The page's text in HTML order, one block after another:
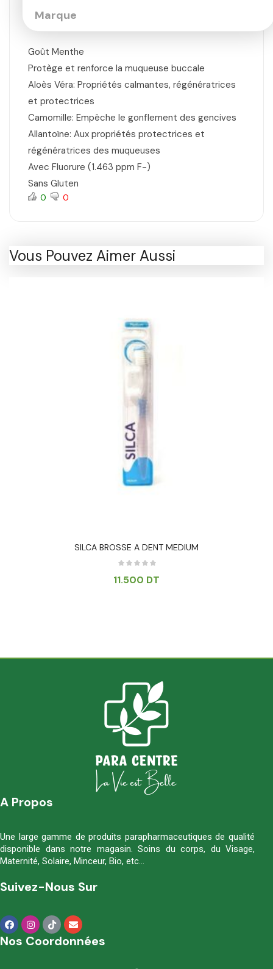
Marque
Goût Menthe
Protège et renforce la muqueuse buccale
Aloès Véra: Propriétés calmantes, régénératrices
et protectrices
Camomille: Empêche le gonflement des gencives
Allantoïne: Aux propriétés protectrices et
régénératrices des muqueuses
Avec Fluorure (1.463 ppm F-)
Sans Gluten
0 0
Vous Pouvez Aimer Aussi
SILCA BROSSE A DENT MEDIUM
11.500 DT
A Propos
Une large gamme de produits parapharmaceutiques de qualité
disponible dans notre magasin. Soins du corps, du Visage,
Maternité, Solaire, Minceur, Bio, etc…
Suivez-Nous Sur
Nos Coordonnées